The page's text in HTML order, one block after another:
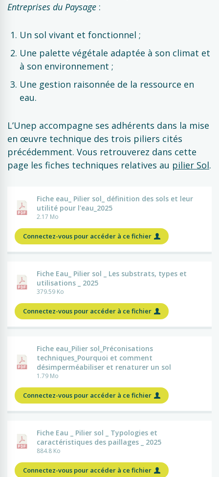
Entreprises du Paysage :
Un sol vivant et fonctionnel ;
Une palette végétale adaptée à son climat et
à son environnement ;
Une gestion raisonnée de la ressource en
eau.
L’Unep accompagne ses adhérents dans la mise
en œuvre technique des trois piliers cités
précédemment. Vous retrouverez dans cette
page les fiches techniques relatives au pilier Sol.
Fiche eau_ Pilier sol_ définition des sols et leur
utilité pour l'eau_2025
2.17 Mo
Connectez-vous pour accéder à ce fichier
Fiche Eau_ Pilier sol _ Les substrats, types et
utilisations _ 2025
379.59 Ko
Connectez-vous pour accéder à ce fichier
Fiche eau_Pilier sol_Préconisations
techniques_Pourquoi et comment
désimperméabiliser et renaturer un sol
1.79 Mo
Connectez-vous pour accéder à ce fichier
Fiche Eau _ Pilier sol _ Typologies et
caractéristiques des paillages _ 2025
884.8 Ko
Connectez-vous pour accéder à ce fichier